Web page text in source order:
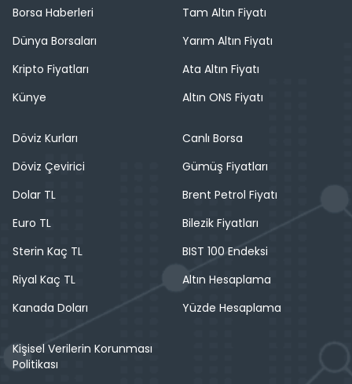
Borsa Haberleri
Dünya Borsaları
Kripto Fiyatları
Künye
Tam Altın Fiyatı
Yarım Altın Fiyatı
Ata Altın Fiyatı
Altın ONS Fiyatı
Döviz Kurları
Döviz Çevirici
Dolar TL
Euro TL
Sterin Kaç TL
Riyal Kaç TL
Kanada Doları
Canlı Borsa
Gümüş Fiyatları
Brent Petrol Fiyatı
Bilezik Fiyatları
BIST 100 Endeksi
Altın Hesaplama
Yüzde Hesaplama
Kişisel Verilerin Korunması
Politikası